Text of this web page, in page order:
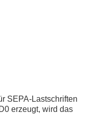
SEPA-Lastschriften
erzeugt, wird das